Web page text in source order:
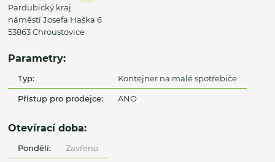
Pardubický kraj
náměstí Josefa Haška 6
53863 Chroustovice
Parametry:
Typ: Kontejner na malé spotřebiče
Přístup pro prodejce: ANO
Otevírací doba:
Pondělí: Zavřeno